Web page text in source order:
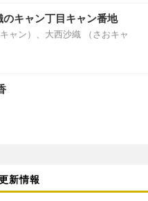
キャン丁目キャン番地
ャン）、大西沙織 （さおキャ
新情報